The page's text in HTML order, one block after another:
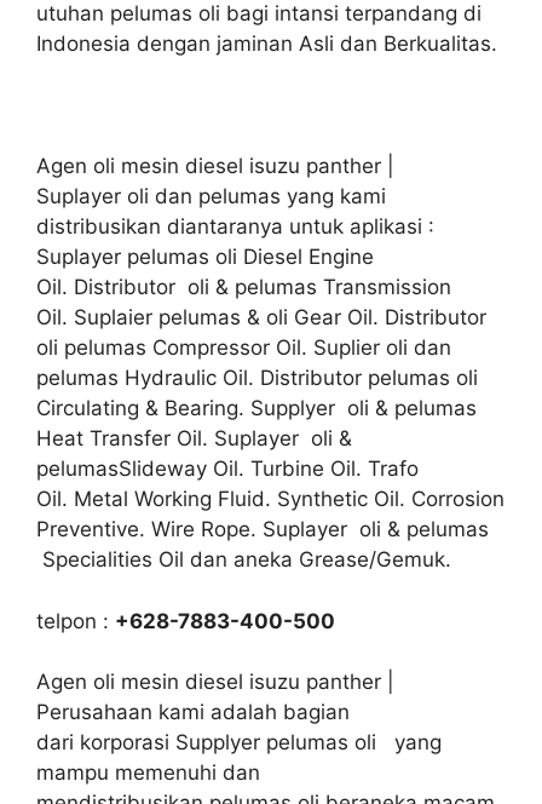
utuhan pelumas oli bagi intansi terpandang di
Indonesia dengan jaminan Asli dan Berkualitas.
Agen oli mesin diesel isuzu panther |
Suplayer oli dan pelumas yang kami
distribusikan diantaranya untuk aplikasi :
Suplayer pelumas oli Diesel Engine
Oil. Distributor oli & pelumas Transmission
Oil. Suplaier pelumas & oli Gear Oil. Distributor
oli pelumas Compressor Oil. Suplier oli dan
pelumas Hydraulic Oil. Distributor pelumas oli
Circulating & Bearing. Supplyer oli & pelumas
Heat Transfer Oil. Suplayer oli &
pelumasSlideway Oil. Turbine Oil. Trafo
Oil. Metal Working Fluid. Synthetic Oil. Corrosion
Preventive. Wire Rope. Suplayer oli & pelumas
Specialities Oil dan aneka Grease/Gemuk.
telpon : +628-7883-400-500
Agen oli mesin diesel isuzu panther |
Perusahaan kami adalah bagian
dari korporasi Supplyer pelumas oli yang
mampu memenuhi dan